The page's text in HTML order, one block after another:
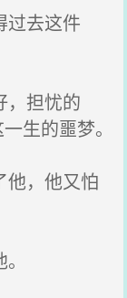
去这件
担忧的
生的噩梦。
，他又怕